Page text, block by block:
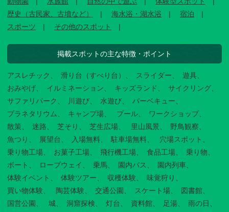
歴史（古民家、古墳など）
海水浴・湖水浴
宿泊
スポーツ
その他のスポット
掲載スポットの主な特徴・ポイント
アスレチック 滑り台（すべり台） スライダー
遊具
おみやげ
イルミネーション キッズランド
サイクリング
サファリパーク
川遊び 水遊び
バーベキュー
プラネタリウム
キャンプ場 プール
ワークショップ
散策
迷路 芝そり 芝生広場 里山風景
野鳥観察
魚つり
展望台 入場無料 駐車場無料
穴場スポット
乗り物工場
お菓子工場 飛行機工場 食品工場
乗り物
ボート
ロープウェイ 乗馬 園内バス
園内列車
体験イベント
体験ツアー 収穫体験
味覚狩り
買い物体験
陶芸体験 交通公園 スケート場
図書館
国営公園
城 洞窟探検 灯台 資料館 足湯 雨の日